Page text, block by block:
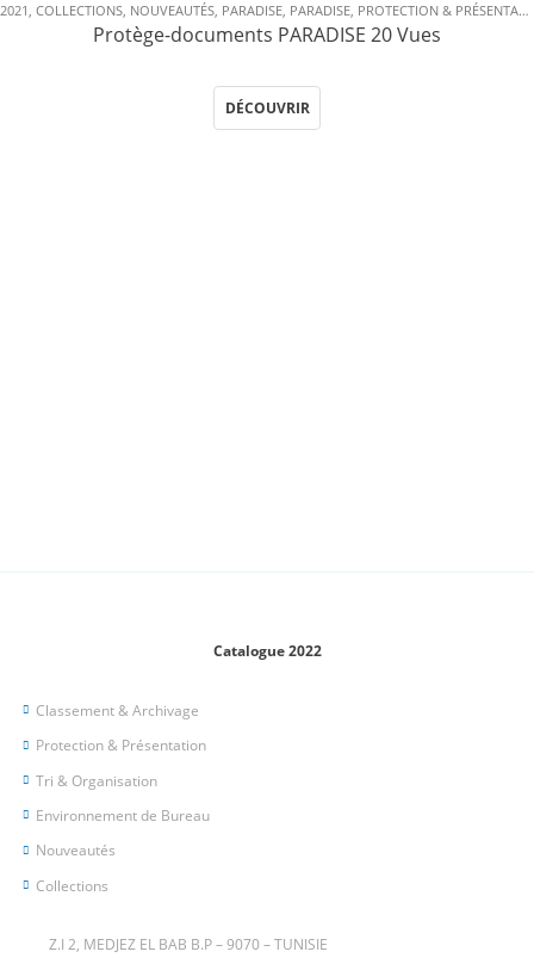
2021, COLLECTIONS, NOUVEAUTÉS, PARADISE, PARADISE, PROTECTION & PRÉSENTATION
Protège-documents PARADISE 20 Vues
DÉCOUVRIR
Catalogue 2022
Classement & Archivage
Protection & Présentation
Tri & Organisation
Environnement de Bureau
Nouveautés
Collections
Z.I 2, MEDJEZ EL BAB B.P – 9070 – TUNISIE